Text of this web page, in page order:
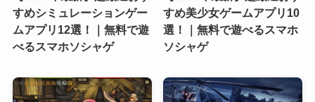
すめシミュレーションゲー
ムアプリ12選！｜無料で遊
べるスマホソシャゲ
すめ美少女ゲームアプリ10
選！｜無料で遊べるスマホ
ソシャゲ